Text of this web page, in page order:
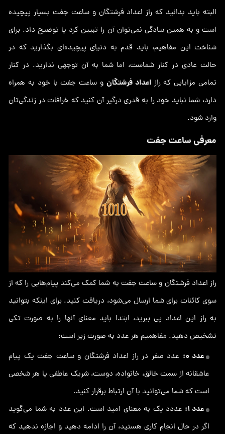
البته باید بدانید که راز اعداد فرشتگان و ساعت جفت بسیار پیچیده
است و به همین سادگی نمی‌توان آن را تبیین کرد یا توضیح داد. برای
شناخت این مفاهیم، باید قدم به دنیای پیچیده‌ای بگذارید که در
حالت عادی در کنار شماست، اما شما به آن توجهی ندارید. در کنار
تمامی مزایایی که رازاعداد فرشتگان و ساعت جفت با خود به همراه
دارد، شما نباید خود را به قدری درگیر آن کنید که خرافات در زندگی‌تان
وارد شود.
معرفی ساعت جفت
راز اعداد فرشتگان و ساعت جفت به شما کمک می‌کند پیام‌هایی را که از
سوی کائنات برای شما ارسال می‌شود، دریافت کنید. برای اینکه بتوانید
به راز این اعداد پی ببرید، ابتدا باید معنای آنها را به صورت تکی
تشخیص دهید. مفاهمیم هر عدد به صورت زیر است:
عدد ۰:
عدد صفر در راز اعداد فرشتگان و ساعت جفت یک پیام
عاشقانه از سمت خالق، خانواده، دوست، شریک عاطفی یا هر شخصی
است که شما می‌توانید با آن ارتباط برقرار کنید.
عدد ۱:
عددد یک به معنای امید است. این عدد به شما می‌گوید
اگر در حال انجام کاری هستید، آن را ادامه دهید و اجازه ندهید که